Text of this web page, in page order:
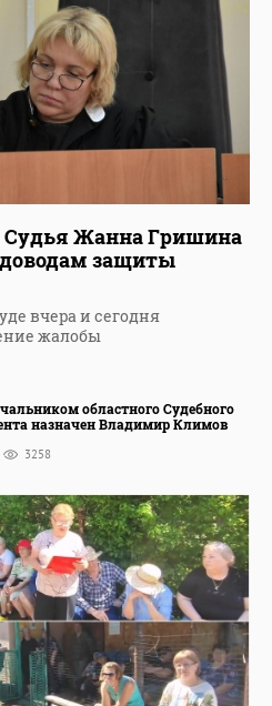
Судья Жанна Гришина
защиты
вчера и сегодня
жалобы
областного Судебного
назначен Владимир Климов
3258